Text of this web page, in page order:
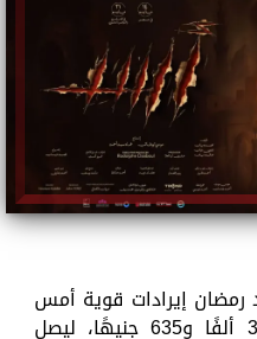
إيرادات قوية أمس
الجمعة بلغت 6 ملايين و372 ألفًا و635 جنيهًا، ليصل